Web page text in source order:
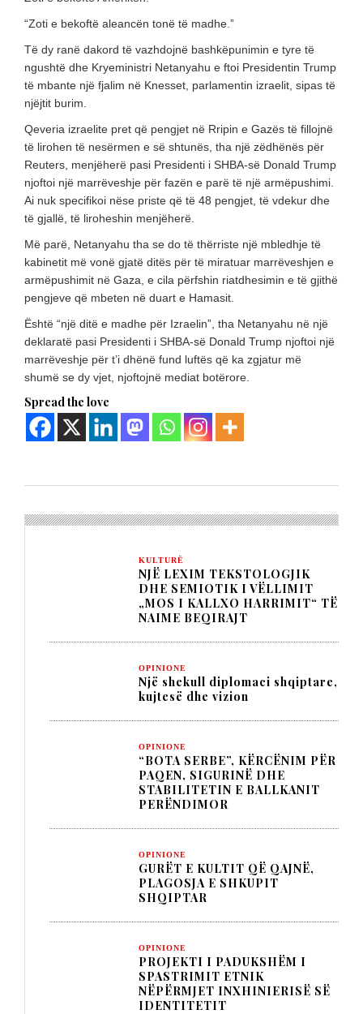
“Zoti e bekoftë aleancën tonë të madhe.”
Të dy ranë dakord të vazhdojnë bashkëpunimin e tyre të
ngushtë dhe Kryeministri Netanyahu e ftoi Presidentin Trump
të mbante një fjalim në Knesset, parlamentin izraelit, sipas të
njëjtit burim.
Qeveria izraelite pret që pengjet në Rripin e Gazës të fillojnë
të lirohen të nesërmen e së shtunës, tha një zëdhënës për
Reuters, menjëherë pasi Presidenti i SHBA-së Donald Trump
njoftoi një marrëveshje për fazën e parë të një armëpushimi.
Ai nuk specifikoi nëse priste që të 48 pengjet, të vdekur dhe
të gjallë, të liroheshin menjëherë.
Më parë, Netanyahu tha se do të thërriste një mbledhje të
kabinetit më vonë gjatë ditës për të miratuar marrëveshjen e
armëpushimit në Gaza, e cila përfshin riatdhesimin e të gjithë
pengjeve që mbeten në duart e Hamasit.
Është “një ditë e madhe për Izraelin”, tha Netanyahu në një
deklaratë pasi Presidenti i SHBA-së Donald Trump njoftoi një
marrëveshje për t’i dhënë fund luftës që ka zgjatur më
shumë se dy vjet, njoftojnë mediat botërore.
Spread the love
KULTURË
NJË LEXIM TEKSTOLOGJIK
DHE SEMIOTIK I VËLLIMIT
„MOS I KALLXO HARRIMIT“ TË
NAIME BEQIRAJT
OPINIONE
Një shekull diplomaci shqiptare,
kujtesë dhe vizion
OPINIONE
“BOTA SERBE”, KËRCËNIM PËR
PAQEN, SIGURINË DHE
STABILITETIN E BALLKANIT
PERËNDIMOR
OPINIONE
GURËT E KULTIT QË QAJNË,
PLAGOSJA E SHKUPIT
SHQIPTAR
OPINIONE
PROJEKTI I PADUKSHËM I
SPASTRIMIT ETNIK
NËPËRMJET INXHINIERISË SË
IDENTITETIT